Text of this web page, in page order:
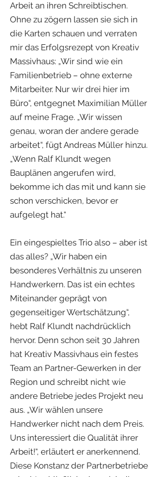
Arbeit an ihren Schreibtischen.
Ohne zu zögern lassen sie sich in
die Karten schauen und verraten
mir das Erfolgsrezept von Kreativ
Massivhaus: „Wir sind wie ein
Familienbetrieb – ohne externe
Mitarbeiter. Nur wir drei hier im
Büro“, entgegnet Maximilian Müller
auf meine Frage. „Wir wissen
genau, woran der andere gerade
arbeitet“, fügt Andreas Müller hinzu.
„Wenn Ralf Klundt wegen
Bauplänen angerufen wird,
bekomme ich das mit und kann sie
schon verschicken, bevor er
aufgelegt hat.“
Ein eingespieltes Trio also – aber ist
das alles? „Wir haben ein
besonderes Verhältnis zu unseren
Handwerkern. Das ist ein echtes
Miteinander geprägt von
gegenseitiger Wertschätzung“,
hebt Ralf Klundt nachdrücklich
hervor. Denn schon seit 30 Jahren
hat Kreativ Massivhaus ein festes
Team an Partner-Gewerken in der
Region und schreibt nicht wie
andere Betriebe jedes Projekt neu
aus. „Wir wählen unsere
Handwerker nicht nach dem Preis.
Uns interessiert die Qualität ihrer
Arbeit!“, erläutert er anerkennend.
Diese Konstanz der Partnerbetriebe